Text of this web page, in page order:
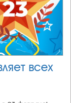
всех